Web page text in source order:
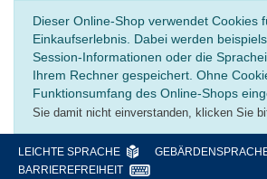
Dieser Online-Shop verwendet Cookies
Einkaufserlebnis. Dabei werden
Session-Informationen oder die
Ihrem Rechner gespeichert. Ohne
Funktionsumfang des Online-Shops
Sie damit nicht einverstanden, klicken Sie
LEICHTE SPRACHE
BARRIEREFREIHEIT